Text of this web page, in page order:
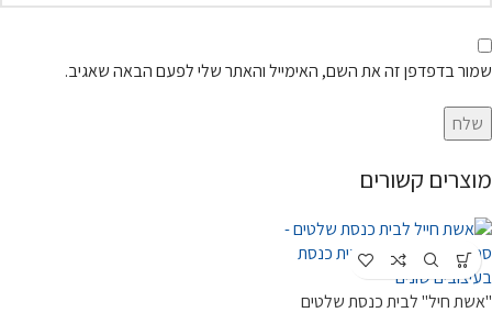
שמור בדפדפן זה את השם, האימייל והאתר שלי לפעם הבאה שאגיב.
מוצרים קשורים
"אשת חיל" לבית כנסת שלטים